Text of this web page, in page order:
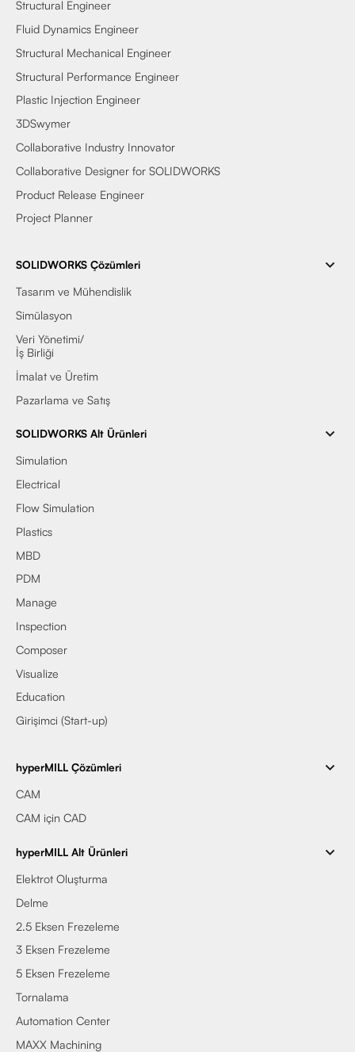
Structural Engineer
Fluid Dynamics Engineer
Structural Mechanical Engineer
Structural Performance Engineer
Plastic Injection Engineer
3DSwymer
Collaborative Industry Innovator
Collaborative Designer for SOLIDWORKS
Product Release Engineer
Project Planner
SOLIDWORKS Çözümleri
Tasarım ve Mühendislik
Simülasyon
Veri Yönetimi/
İş Birliği
İmalat ve Üretim
Pazarlama ve Satış
SOLIDWORKS Alt Ürünleri
Simulation
Electrical
Flow Simulation
Plastics
MBD
PDM
Manage
Inspection
Composer
Visualize
Education
Girişimci (Start-up)
hyperMILL Çözümleri
CAM
CAM için CAD
hyperMILL Alt Ürünleri
Elektrot Oluşturma
Delme
2.5 Eksen Frezeleme
3 Eksen Frezeleme
5 Eksen Frezeleme
Tornalama
Automation Center
MAXX Machining